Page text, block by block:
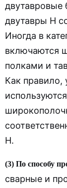
двутавровые
двутавры H
Иногда в
включаются
полками и
Как правило,
H.
(3) По способу
сварные и